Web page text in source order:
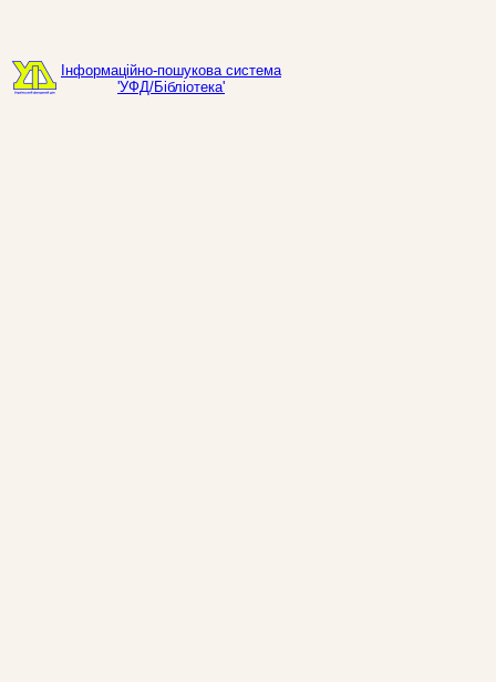
Інформаційно-пошукова система
'УФД/Бібліотека'